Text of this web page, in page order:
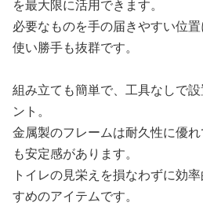
を最大限に活用できます。
必要なものを手の届きやすい位置
使い勝手も抜群です。
組み立ても簡単で、工具なしで
ント。
金属製のフレームは耐久性に優
も安定感があります。
トイレの見栄えを損なわずに効
すめのアイテムです。